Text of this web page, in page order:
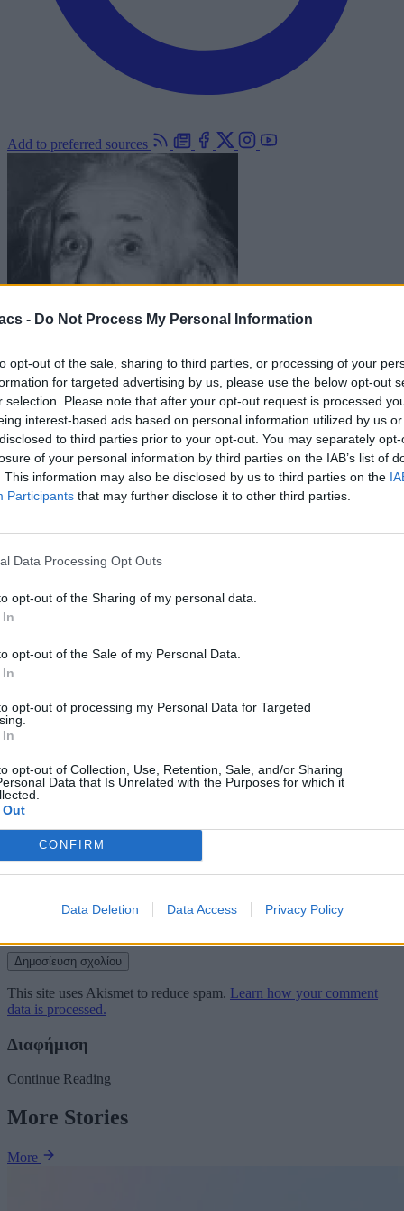
- Do Not Process My Personal Information
opt-out of the sale, sharing to third parties, or processing of your
for targeted advertising by us, please use the below opt-out
selection. Please note that after your opt-out request is processed
interest-based ads based on personal information utilized by us
to third parties prior to your opt-out. You may separately
of your personal information by third parties on the IAB’s list of
This information may also be disclosed by us to third parties on the
Participants that may further disclose it to other third parties.
Data Processing Opt Outs
opt-out of the Sharing of my personal data.
opt-out of the Sale of my Personal Data.
opt-out of processing my Personal Data for Targeted
opt-out of Collection, Use, Retention, Sale, and/or Sharing
Data that Is Unrelated with the Purposes for which it
CONFIRM
Data Deletion Data Access Privacy Policy
Add to preferred sources
Fotis Dimitrakopoulos
Από παιδί με μάγευε η επιστήμη και η τεχνολογία και για αυτό
αποφάσισα να σπουδάσω ακριβώς αυτό. Τώρα αυτές οι γνώσεις
μου με βοηθούν να μεταδώσω την πληροφορία σε περισσότερο
κόσμο. Έχοντας εργαστεί σε αρκετά μέσα, μικρά και μεγάλα,
No comments
Η ηλ. διεύθυνση σας δεν δημοσιεύεται.
σημειώνονται με
Σχόλιο*
Όνομα*
This site uses Akismet to reduce spam. Learn how your comment
data is processed.
Διαφήμιση
Continue Reading
More Stories
More